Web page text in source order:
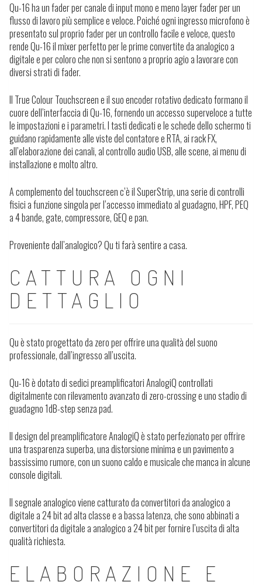
Qu-16 ha un fader per canale di input mono e meno layer fader per un
flusso di lavoro più semplice e veloce. Poiché ogni ingresso microfono è
presentato sul proprio fader per un controllo facile e veloce, questo
rende Qu-16 il mixer perfetto per le prime convertite da analogico a
digitale e per coloro che non si sentono a proprio agio a lavorare con
diversi strati di fader.
Il True Colour Touchscreen e il suo encoder rotativo dedicato formano il
cuore dell’interfaccia di Qu-16, fornendo un accesso superveloce a tutte
le impostazioni e i parametri. I tasti dedicati e le schede dello schermo ti
guidano rapidamente alle viste del contatore e RTA, ai rack FX,
all’elaborazione dei canali, al controllo audio USB, alle scene, ai menu di
installazione e molto altro.
A complemento del touchscreen c’è il SuperStrip, una serie di controlli
fisici a funzione singola per l’accesso immediato al guadagno, HPF, PEQ
a 4 bande, gate, compressore, GEQ e pan.
Proveniente dall’analogico? Qu ti farà sentire a casa.
CATTURA OGNI
DETTAGLIO
Qu è stato progettato da zero per offrire una qualità del suono
professionale, dall’ingresso all’uscita.
Qu-16 è dotato di sedici preamplificatori AnalogiQ controllati
digitalmente con rilevamento avanzato di zero-crossing e uno stadio di
guadagno 1dB-step senza pad.
Il design del preamplificatore AnalogiQ è stato perfezionato per offrire
una trasparenza superba, una distorsione minima e un pavimento a
bassissimo rumore, con un suono caldo e musicale che manca in alcune
console digitali.
Il segnale analogico viene catturato da convertitori da analogico a
digitale a 24 bit ad alta classe e a bassa latenza, che sono abbinati a
convertitori da digitale a analogico a 24 bit per fornire l’uscita di alta
qualità richiesta.
ELABORAZIONE E